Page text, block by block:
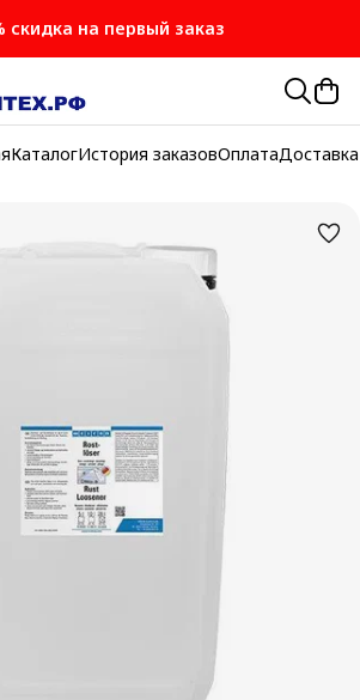
скидка на первый заказ
КаталогИстория заказовОплатаДоставка